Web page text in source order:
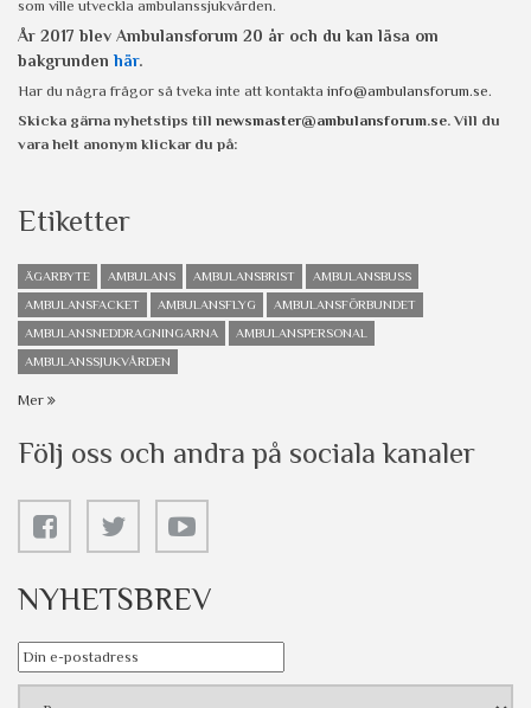
som ville utveckla ambulanssjukvården.
År 2017 blev Ambulansforum 20 år och du kan läsa om
bakgrunden här.
Har du några frågor så tveka inte att kontakta info@ambulansforum.se.
Skicka gärna nyhetstips till newsmaster@ambulansforum.se. Vill du
vara helt anonym klickar du på:
Etiketter
ÄGARBYTE AMBULANS AMBULANSBRIST
AMBULANSBUSS
AMBULANSFACKET
AMBULANSFLYG
AMBULANSFÖRBUNDET
AMBULANSNEDDRAGNINGARNA
AMBULANSPERSONAL
AMBULANSSJUKVÅRDEN
Mer
Följ oss och andra på sociala kanaler
NYHETSBREV